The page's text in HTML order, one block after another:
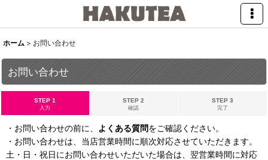
ホーム > お問い合わせ
お問い合わせ
STEP 1
入力
STEP 2
確認
STEP 3
完了
・お問い合わせの前に、 よくある質問をご確認ください。
・お問い合わせは、当店営業時間に順次対応させていただきます。
土・日・祝日にお問い合わせいただいた場合は、翌営業時間に対応